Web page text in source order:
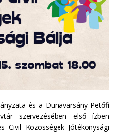
és a Dunavarsány Petőfi
szervezésében első ízben
Civil Közösségek Jótékonysági